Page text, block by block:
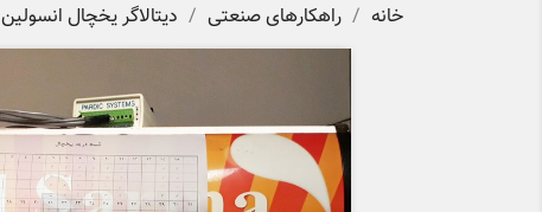
خانه راهکارهای صنعتی دیتالاگر یخچال انسولین